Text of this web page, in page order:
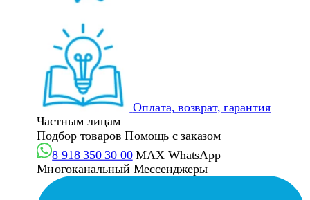
Оплата, возврат, гарантия
Частным лицам
Подбор товаров Помощь с заказом
8 918 350 30 00 MAX WhatsApp
Многоканальный Мессенджеры